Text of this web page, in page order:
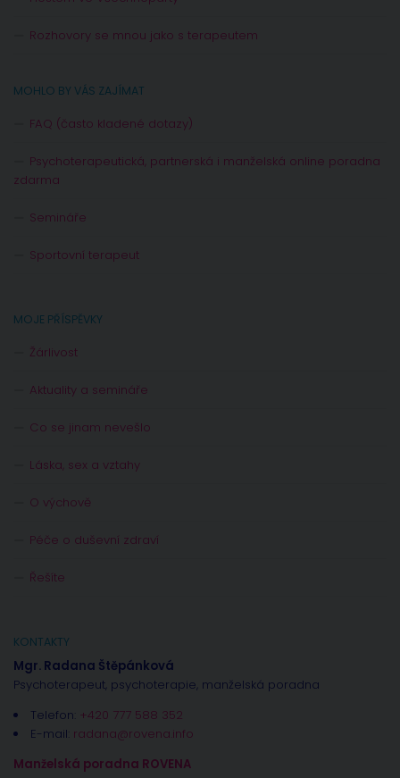
Rozhovory se mnou jako s terapeutem
MOHLO BY VÁS ZAJÍMAT
FAQ (často kladené dotazy)
Psychoterapeutická, partnerská i manželská online poradna
zdarma
Semináře
Sportovní terapeut
MOJE PŘÍSPĚVKY
Žárlivost
Aktuality a semináře
Co se jinam nevešlo
Láska, sex a vztahy
O výchově
Péče o duševní zdraví
Řešíte
KONTAKTY
Mgr. Radana Štěpánková
Psychoterapeut, psychoterapie, manželská poradna
Telefon: +420 777 588 352
E-mail: radana@rovena.info
Manželská poradna ROVENA